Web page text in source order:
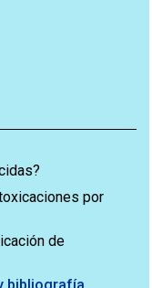
por
de